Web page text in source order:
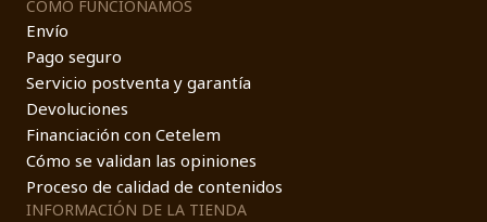
COMO FUNCIONAMOS
Envío
Pago seguro
Servicio postventa y garantía
Devoluciones
Financiación con Cetelem
Cómo se validan las opiniones
Proceso de calidad de contenidos
INFORMACIÓN DE LA TIENDA